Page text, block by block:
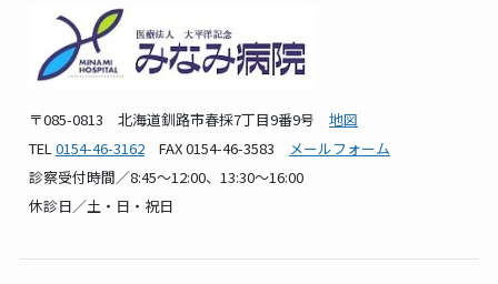
〒085-0813 北海道釧路市春採7丁目9番9号 地図
TEL 0154-46-3162FAX 0154-46-3583
メールフォーム
診察受付時間／8:45〜12:00、13:30〜16:00
休診日／土・日・祝日